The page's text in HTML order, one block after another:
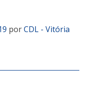
porCDL - Vitória